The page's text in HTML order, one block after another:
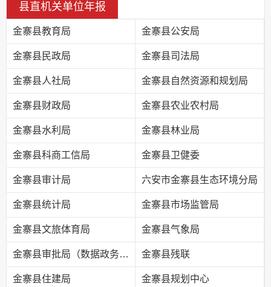
县直机关单位年报
金寨县教育局 金寨县公安局
金寨县民政局 金寨县司法局
金寨县人社局 金寨县自然资源和规划局
金寨县财政局 金寨县农业农村局
金寨县水利局 金寨县林业局
金寨县科商工信局 金寨县卫健委
金寨县审计局 六安市金寨县生态环境分局
金寨县统计局 金寨县市场监管局
金寨县文旅体育局 金寨县气象局
金寨县审批局（数据政务局） 金寨县残联
金寨县住建局 金寨县规划中心